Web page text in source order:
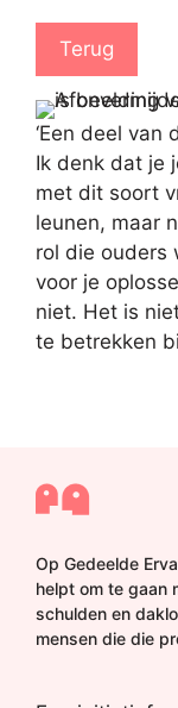
Terug
‘Een deel van
Ik denk dat je
met dit soort
leunen, maar
rol die ouders
voor je
niet. Het is
te betrekken
Op Gedeelde
helpt om te gaan
schulden en
mensen die die